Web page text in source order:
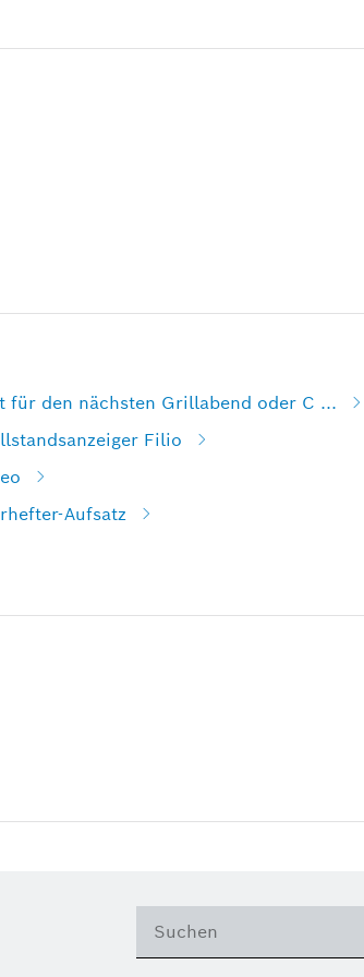
für den nächsten Grillabend oder C ...
Filio
Aufsatz